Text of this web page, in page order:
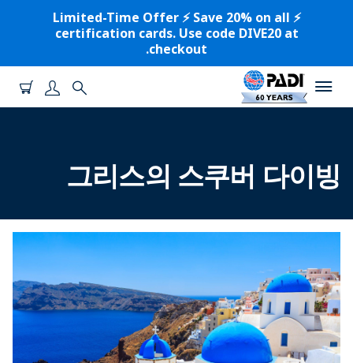
⚡️ Limited-Time Offer ⚡️ Save 20% on all
certification cards. Use code DIVE20 at
checkout.
그리스의 스쿠버 다이빙